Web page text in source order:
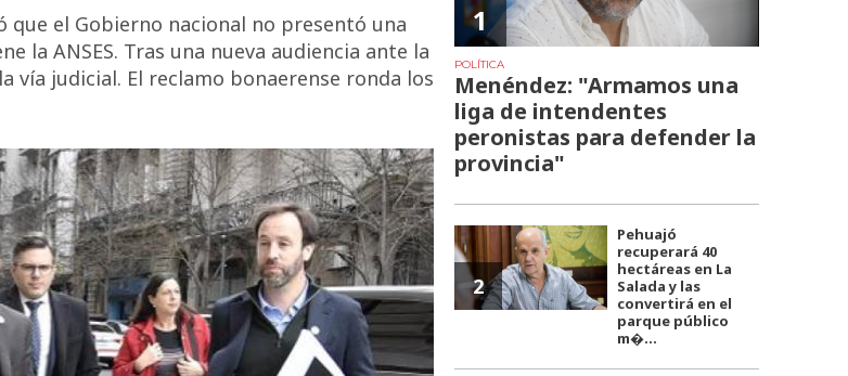
el Gobierno nacional no presentó una
la ANSES. Tras una nueva audiencia ante la
vía judicial. El reclamo bonaerense ronda los
1
POLÍTICA
Menéndez: "Armamos una
liga de intendentes
peronistas para defender la
provincia"
2
Pehuajó
recuperará 40
hectáreas en La
Salada y las
convertirá en el
parque público
m�...